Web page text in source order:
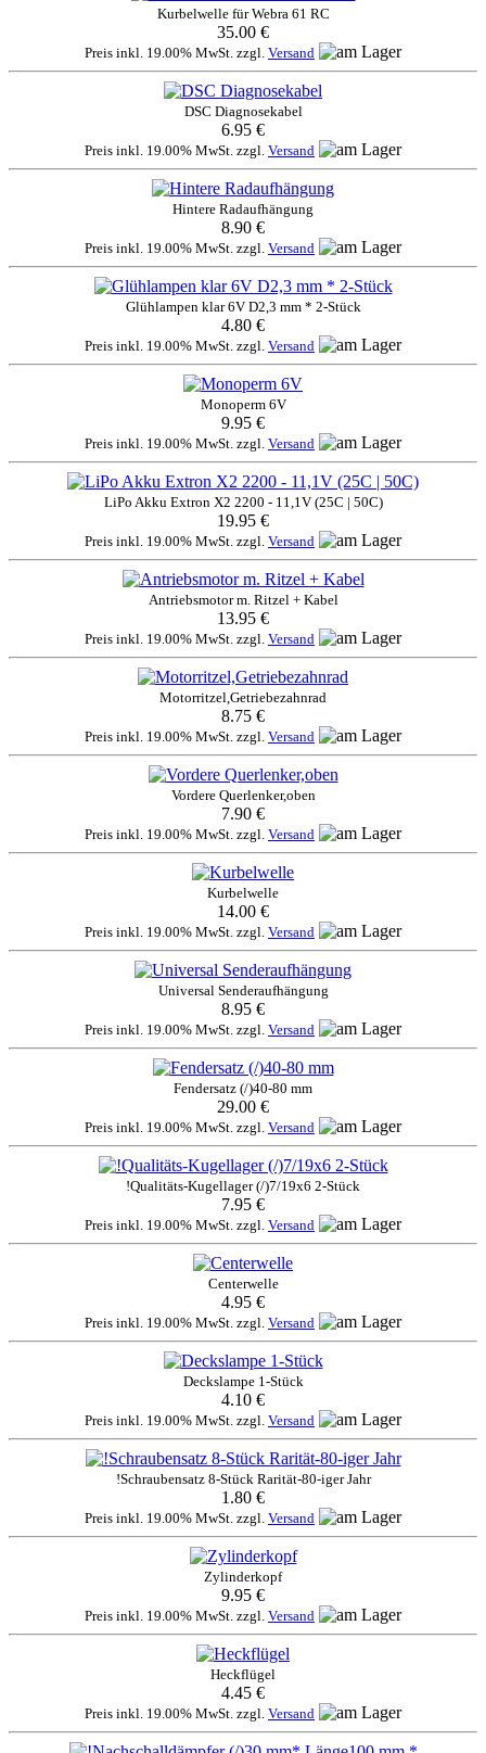
Kurbelwelle für Webra 61 RC
35.00 €
Preis inkl. 19.00% MwSt. zzgl. Versand
DSC Diagnosekabel
6.95 €
Preis inkl. 19.00% MwSt. zzgl. Versand
Hintere Radaufhängung
8.90 €
Preis inkl. 19.00% MwSt. zzgl. Versand
Glühlampen klar 6V D2,3 mm * 2-Stück
4.80 €
Preis inkl. 19.00% MwSt. zzgl. Versand
Monoperm 6V
9.95 €
Preis inkl. 19.00% MwSt. zzgl. Versand
LiPo Akku Extron X2 2200 - 11,1V (25C | 50C)
19.95 €
Preis inkl. 19.00% MwSt. zzgl. Versand
Antriebsmotor m. Ritzel + Kabel
13.95 €
Preis inkl. 19.00% MwSt. zzgl. Versand
Motorritzel,Getriebezahnrad
8.75 €
Preis inkl. 19.00% MwSt. zzgl. Versand
Vordere Querlenker,oben
7.90 €
Preis inkl. 19.00% MwSt. zzgl. Versand
Kurbelwelle
14.00 €
Preis inkl. 19.00% MwSt. zzgl. Versand
Universal Senderaufhängung
8.95 €
Preis inkl. 19.00% MwSt. zzgl. Versand
Fendersatz (/)40-80 mm
29.00 €
Preis inkl. 19.00% MwSt. zzgl. Versand
!Qualitäts-Kugellager (/)7/19x6 2-Stück
7.95 €
Preis inkl. 19.00% MwSt. zzgl. Versand
Centerwelle
4.95 €
Preis inkl. 19.00% MwSt. zzgl. Versand
Deckslampe 1-Stück
4.10 €
Preis inkl. 19.00% MwSt. zzgl. Versand
!Schraubensatz 8-Stück Rarität-80-iger Jahr
1.80 €
Preis inkl. 19.00% MwSt. zzgl. Versand
Zylinderkopf
9.95 €
Preis inkl. 19.00% MwSt. zzgl. Versand
Heckflügel
4.45 €
Preis inkl. 19.00% MwSt. zzgl. Versand